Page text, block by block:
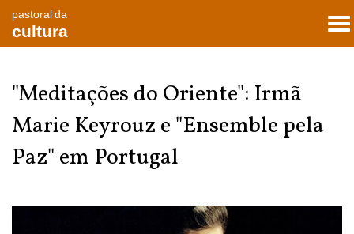
pastoral da
cultura
"Meditações do Oriente": Irmã
Marie Keyrouz e "Ensemble pela
Paz" em Portugal